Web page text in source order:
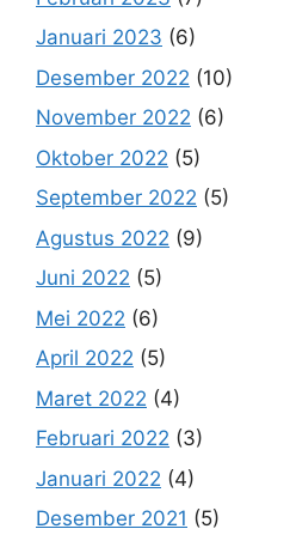
Januari 2023 (6)
Desember 2022 (10)
November 2022 (6)
Oktober 2022 (5)
September 2022 (5)
Agustus 2022 (9)
Juni 2022 (5)
Mei 2022 (6)
April 2022 (5)
Maret 2022 (4)
Februari 2022 (3)
Januari 2022 (4)
Desember 2021 (5)